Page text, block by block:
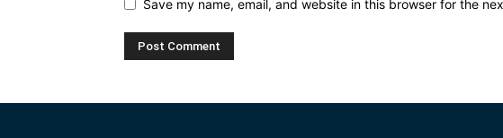
Save my name, email, and website in this browser for the